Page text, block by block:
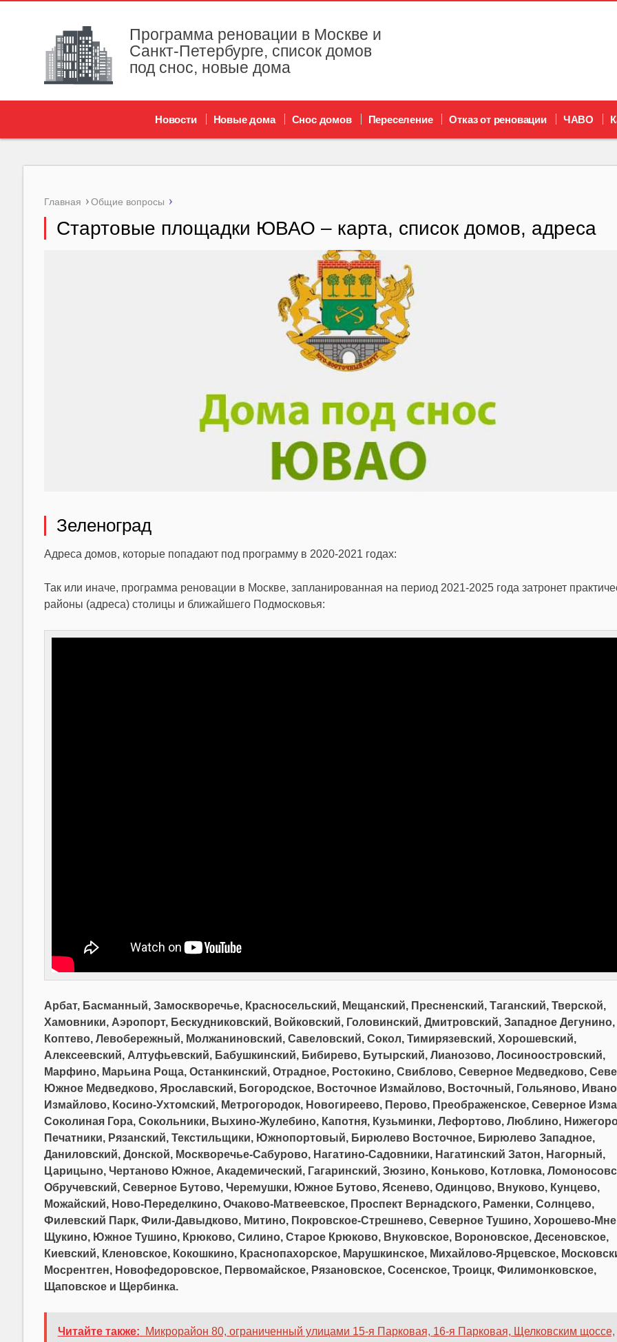
Программа реновации в Москве и
Санкт-Петербурге, список домов
под снос, новые дома
Новости Новые дома Снос домов Переселение Отказ от реновации ЧАВО
Главная Общие вопросы
Стартовые площадки ЮВАО – карта, список домов, адреса
Зеленоград
Адреса домов, которые попадают под программу в 2020-2021 годах:
Так или иначе, программа реновации в Москве, запланированная на период 2021-2025 года затронет
районы (адреса) столицы и ближайшего Подмосковья:
Арбат, Басманный, Замоскворечье, Красносельский, Мещанский, Пресненский, Таганский, Тверской,
Хамовники, Аэропорт, Бескудниковский, Войковский, Головинский, Дмитровский, Западное Дегунино,
Коптево, Левобережный, Молжаниновский, Савеловский, Сокол, Тимирязевский, Хорошевский,
Алексеевский, Алтуфьевский, Бабушкинский, Бибирево, Бутырский, Лианозово, Лосиноостровский,
Марфино, Марьина Роща, Останкинский, Отрадное, Ростокино, Свиблово, Северное Медведково,
Южное Медведково, Ярославский, Богородское, Восточное Измайлово, Восточный, Гольяново,
Измайлово, Косино-Ухтомский, Метрогородок, Новогиреево, Перово, Преображенское, Северное
Соколиная Гора, Сокольники, Выхино-Жулебино, Капотня, Кузьминки, Лефортово, Люблино,
Печатники, Рязанский, Текстильщики, Южнопортовый, Бирюлево Восточное, Бирюлево Западное,
Даниловский, Донской, Москворечье-Сабурово, Нагатино-Садовники, Нагатинский Затон, Нагорный,
Царицыно, Чертаново Южное, Академический, Гагаринский, Зюзино, Коньково, Котловка,
Обручевский, Северное Бутово, Черемушки, Южное Бутово, Ясенево, Одинцово, Внуково, Кунцево,
Можайский, Ново-Переделкино, Очаково-Матвеевское, Проспект Вернадского, Раменки, Солнцево,
Филевский Парк, Фили-Давыдково, Митино, Покровское-Стрешнево, Северное Тушино, Хорошево-
Щукино, Южное Тушино, Крюково, Силино, Старое Крюково, Внуковское, Вороновское, Десеновское,
Киевский, Кленовское, Кокошкино, Краснопахорское, Марушкинское, Михайлово-Ярцевское,
Мосрентген, Новофедоровское, Первомайское, Рязановское, Сосенское, Троицк, Филимонковское,
Щаповское и Щербинка.
Читайте также:
Микрорайон 80, ограниченный улицами 15-я Парковая, 16-я Парковая, Щелковским щоссе,